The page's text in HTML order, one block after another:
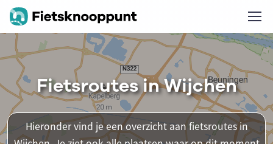
Fietsroutes in Wijchen
Hieronder vind je een overzicht aan fietsroutes in